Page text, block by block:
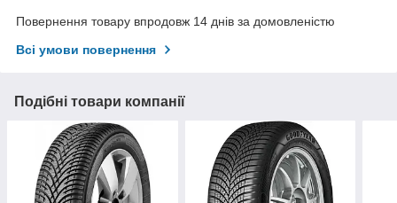
Повернення товару впродовж 14 днів за домовленістю
Всі умови повернення
Подібні товари компанії